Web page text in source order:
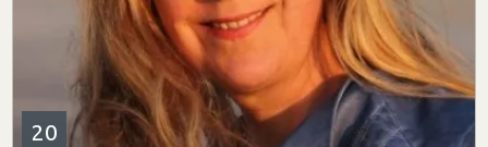
20